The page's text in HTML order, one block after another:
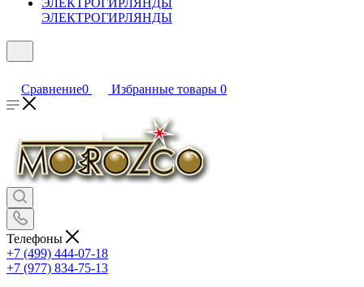
ЭЛЕКТРОГИРЛЯНДЫ
Сравнение0 Избранные товары 0
Телефоны
+7 (499) 444-07-18
+7 (977) 834-75-13